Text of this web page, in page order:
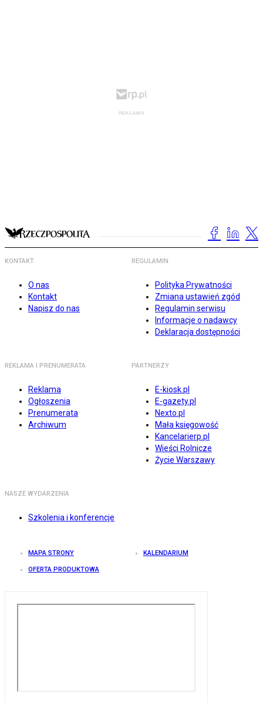
KONTAKT
O nas
Kontakt
Napisz do nas
REGULAMIN
Polityka Prywatności
Zmiana ustawień zgód
Regulamin serwisu
Informacje o nadawcy
Deklaracja dostępności
REKLAMA I PRENUMERATA
Reklama
Ogłoszenia
Prenumerata
Archiwum
PARTNERZY
E-kiosk.pl
E-gazety.pl
Nexto.pl
Mała księgowość
Kancelarierp.pl
Wieści Rolnicze
Życie Warszawy
NASZE WYDARZENIA
Szkolenia i konferencje
MAPA STRONY KALENDARIUM
OFERTA PRODUKTOWA